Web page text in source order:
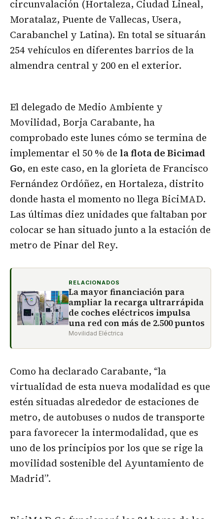
circunvalación (Hortaleza, Ciudad Lineal,
Moratalaz, Puente de Vallecas, Usera,
Carabanchel y Latina). En total se situarán
254 vehículos en diferentes barrios de la
almendra central y 200 en el exterior.
El delegado de Medio Ambiente y
Movilidad, Borja Carabante, ha
comprobado este lunes cómo se termina de
implementar el 50 % de la flota de Bicimad
Go, en este caso, en la glorieta de Francisco
Fernández Ordóñez, en Hortaleza, distrito
donde hasta el momento no llega BiciMAD.
Las últimas diez unidades que faltaban por
colocar se han situado junto a la estación de
metro de Pinar del Rey.
RELACIONADOS
La mayor financiación para
ampliar la recarga ultrarrápida
de coches eléctricos impulsa
una red con más de 2.500 puntos
Movilidad Eléctrica
Como ha declarado Carabante, “la
virtualidad de esta nueva modalidad es que
estén situadas alrededor de estaciones de
metro, de autobuses o nudos de transporte
para favorecer la intermodalidad, que es
uno de los principios por los que se rige la
movilidad sostenible del Ayuntamiento de
Madrid”.